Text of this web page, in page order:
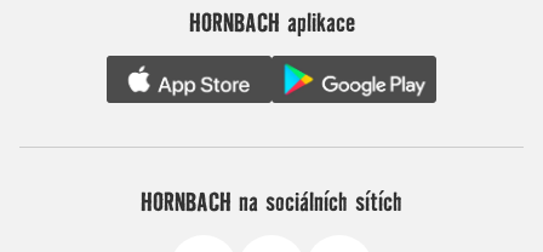
HORNBACH aplikace
HORNBACH na sociálních sítích